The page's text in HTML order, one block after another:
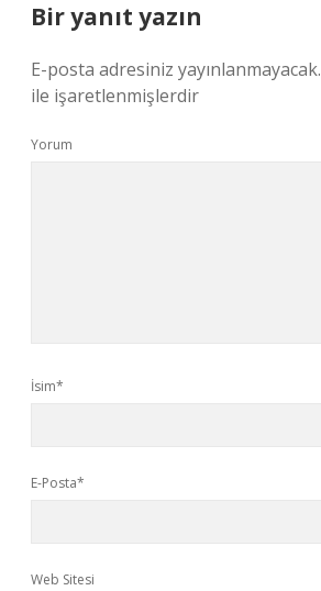
Bir yanıt yazın
E-posta adresiniz yayınlanmayacak.
ile işaretlenmişlerdir
Yorum
İsim*
E-Posta*
Web Sitesi